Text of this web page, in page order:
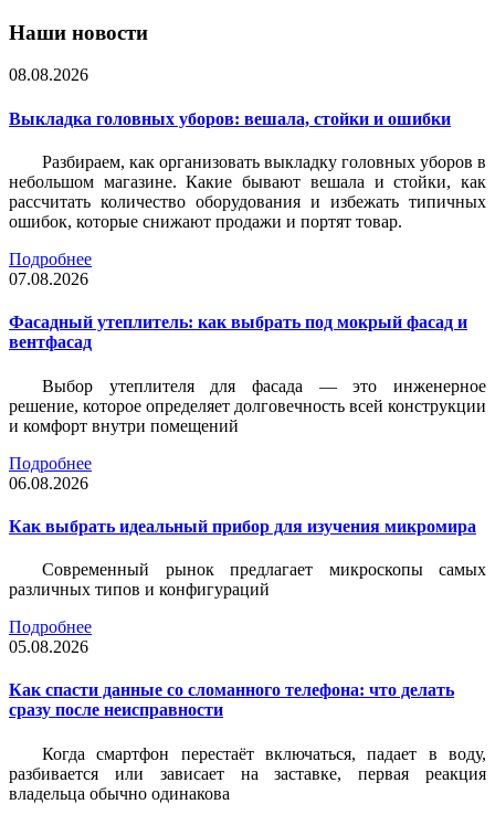
Наши новости
08.08.2026
Выкладка головных уборов: вешала, стойки и ошибки
Разбираем, как организовать выкладку головных уборов в
небольшом магазине. Какие бывают вешала и стойки, как
рассчитать количество оборудования и избежать типичных
ошибок, которые снижают продажи и портят товар.
Подробнее
07.08.2026
Фасадный утеплитель: как выбрать под мокрый фасад и
вентфасад
Выбор утеплителя для фасада — это инженерное
решение, которое определяет долговечность всей конструкции
и комфорт внутри помещений
Подробнее
06.08.2026
Как выбрать идеальный прибор для изучения микромира
Современный рынок предлагает микроскопы самых
различных типов и конфигураций
Подробнее
05.08.2026
Как спасти данные со сломанного телефона: что делать
сразу после неисправности
Когда смартфон перестаёт включаться, падает в воду,
разбивается или зависает на заставке, первая реакция
владельца обычно одинакова